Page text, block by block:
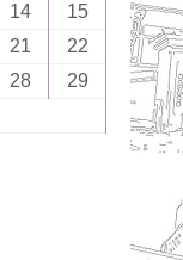
14
15
21
22
28
29